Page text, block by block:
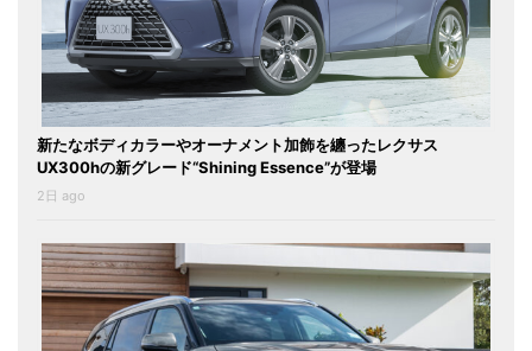
新たなボディカラーやオーナメント加飾を纏ったレクサス
UX300hの新グレード“Shining Essence”が登場
2日 ago